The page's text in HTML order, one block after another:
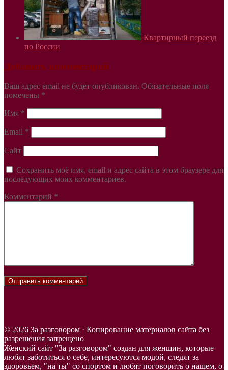
Квартирный переезд
по России
Добавить комментарий
Ваш адрес email не будет опубликован. Обязательные поля
помечены *
Имя *
Email *
Сайт
Сохранить моё имя, email и адрес сайта в этом браузере для
последующих моих комментариев.
Комментарий *
© 2026 За разговором · Копирование материалов сайта без
разрешения запрещено
Женский сайт "За разговором" создан для женщин, которые
любят заботиться о себе, интересуются модой, следят за
здоровьем, "на ты" со спортом и любят поговорить о нашем, о